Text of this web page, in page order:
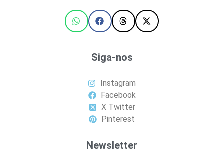
Siga-nos
Instagram
Facebook
X Twitter
Pinterest
Newsletter